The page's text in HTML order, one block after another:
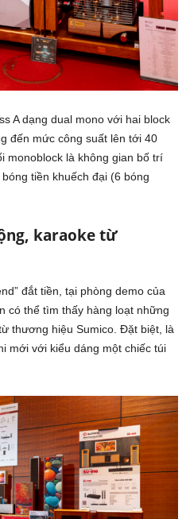
A dạng dual mono với hai block
đến mức công suất lên tới 40
monoblock là không gian bố trí
tiền khuếch đại (6 bóng
karaoke từ
đắt tiền, tại phòng demo của
có thể tìm thấy hàng loạt những
thương hiệu Sumico. Đặt biệt, là
mới với kiểu dáng một chiếc túi